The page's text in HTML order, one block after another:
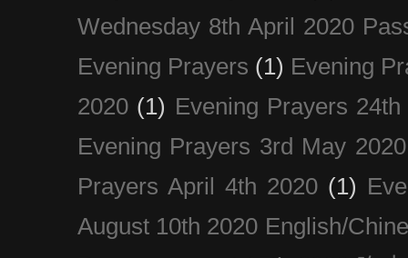
Wednesday 8th April 2020
Evening Prayers (1) Evening
2020 (1) Evening Prayers
Evening Prayers 3rd May 2020
Prayers April 4th 2020 (1)
August 10th 2020 English/